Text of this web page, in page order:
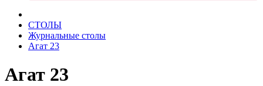
СТОЛЫ
Журнальные столы
Агат 23
Агат 23